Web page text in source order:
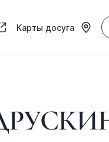
Карты досуга